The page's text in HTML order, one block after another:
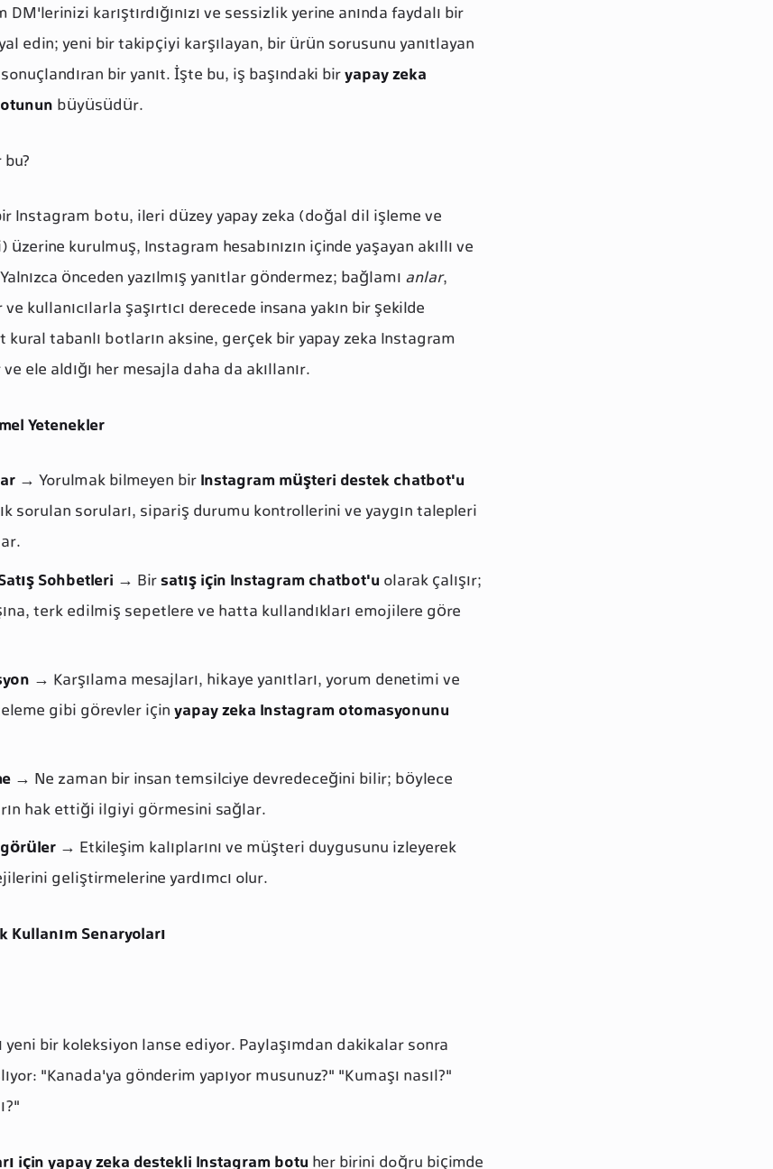
DM'lerinizi karıştırdığınızı ve sessizlik yerine anında faydalı bir
edin; yeni bir takipçiyi karşılayan, bir ürün sorusunu yanıtlayan
bir yanıt. İşte bu, iş başındaki biryapay zeka
büyüsüdür.
Instagram botu, ileri düzey yapay zeka (doğal dil işleme ve
kurulmuş, Instagram hesabınızın içinde yaşayan akıllı ve
önceden yazılmış yanıtlar göndermez; bağlamı anlar,
kullanıcılarla şaşırtıcı derecede insana yakın bir şekilde
tabanlı botların aksine, gerçek bir yapay zeka Instagram
ele aldığı her mesajla daha da akıllanır.
Yetenekler
→ Yorulmak bilmeyen birInstagram müşteri destek chatbot'u
sorulan soruları, sipariş durumu kontrollerini ve yaygın talepleri
Sohbetleri → Birsatış için Instagram chatbot'u olarak çalışır;
terk edilmiş sepetlere ve hatta kullandıkları emojilere göre
→ Karşılama mesajları, hikaye yanıtları, yorum denetimi ve
gibi görevler içinyapay zeka Instagram otomasyonunu
→ Ne zaman bir insan temsilciye devredeceğini bilir; böylece
hak ettiği ilgiyi görmesini sağlar.
→ Etkileşim kalıplarını ve müşteri duygusunu izleyerek
geliştirmelerine yardımcı olur.
Kullanım Senaryoları
bir koleksiyon lanse ediyor. Paylaşımdan dakikalar sonra
"Kanada'ya gönderim yapıyor musunuz?" "Kumaşı nasıl?"
için yapay zeka destekli Instagram botu her birini doğru biçimde